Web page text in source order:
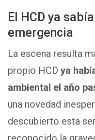
El HCD ya
emergencia
La escena resulta
propio HCD ya
ambiental el año
una novedad
descubierto esta